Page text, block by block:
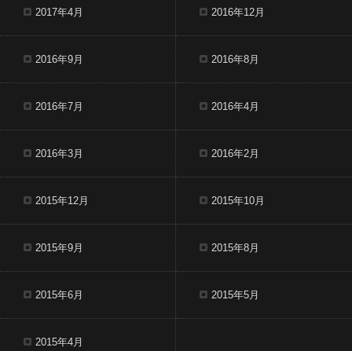
2017年4月 2016年12月
2016年9月 2016年8月
2016年7月 2016年4月
2016年3月 2016年2月
2015年12月 2015年10月
2015年9月 2015年8月
2015年6月 2015年5月
2015年4月